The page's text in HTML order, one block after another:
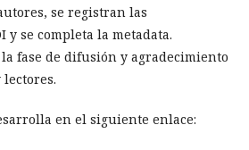
se registran las
y se completa la metadata.
fase de difusión y agradecimiento
en el siguiente enlace: